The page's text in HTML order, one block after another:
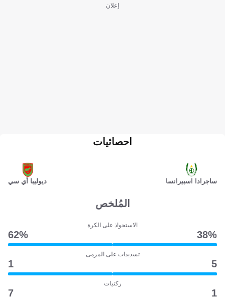
إعلان
ساجرادا اسبيرانسا
احصائيات
ديوليبا أي سي
المُلخص
الاستحواذ على الكرة
38‎%‎
62‎%‎
تسديدات على المرمى
5
1
ركنيات
1
7